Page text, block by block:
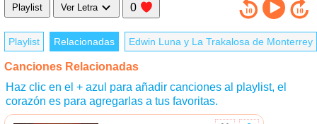
Playlist Ver Letra 0
Playlist Relacionadas Edwin Luna y La Trakalosa de Monterrey
Canciones Relacionadas
Haz clic en el + azul para añadir canciones al playlist, el
corazón es para agregarlas a tus favoritas.